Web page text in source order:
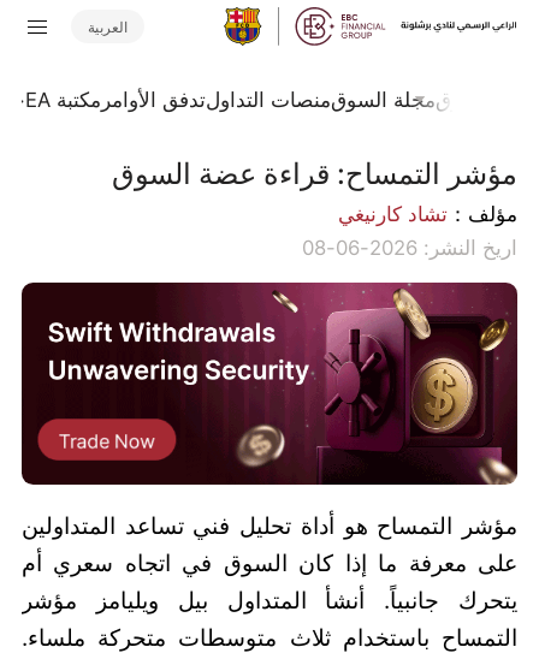
العربية
السوقمجلة السوقمنصات التداولتدفق الأوامر مكتبة EA
مؤشر التمساح: قراءة عضة السوق
مؤلف： تشاد كارنيغي
اريخ النشر: 2026-06-08
مؤشر التمساح هو أداة تحليل فني تساعد المتداولين
على معرفة ما إذا كان السوق في اتجاه سعري أم
يتحرك جانبياً. أنشأ المتداول بيل ويليامز مؤشر
التمساح باستخدام ثلاث متوسطات متحركة ملساء.